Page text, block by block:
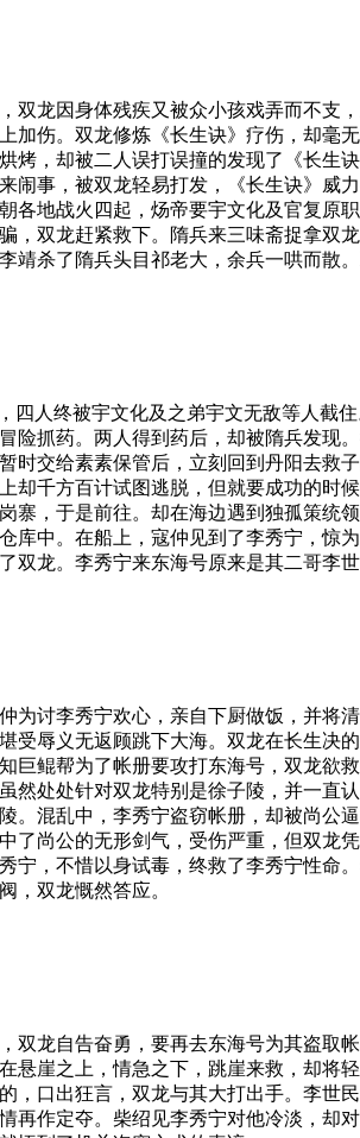
龙因身体残疾又被众小孩戏弄而不支
加伤。双龙修炼《长生诀》疗伤，却毫
烤，却被二人误打误撞的发现了《长生
闹事，被双龙轻易打发，《长生诀》威
各地战火四起，炀帝要宇文化及官复原
，双龙赶紧救下。隋兵来三味斋捉拿双
杀了隋兵头目祁老大，余兵一哄而散
人终被宇文化及之弟宇文无敌等人截
险抓药。两人得到药后，却被隋兵发
时交给素素保管后，立刻回到丹阳去
却千方百计试图逃脱，但就要成功的
寨，于是前往。却在海边遇到独孤策统
库中。在船上，寇仲见到了李秀宁，
龙。李秀宁来东海号原来是其二哥李
讨李秀宁欢心，亲自下厨做饭，并将
辱义无返顾跳下大海。双龙在长生决
巨鲲帮为了帐册要攻打东海号，双龙欲
然处处针对双龙特别是徐子陵，并一直
。混乱中，李秀宁盗窃帐册，却被尚
了尚公的无形剑气，受伤严重，但双
宁，不惜以身试毒，终救了李秀宁性
，双龙慨然答应。
龙自告奋勇，要再去东海号为其盗取
悬崖之上，情急之下，跳崖来救，却将
，口出狂言，双龙与其大打出手。李世
再作定夺。柴绍见李秀宁对他冷淡，